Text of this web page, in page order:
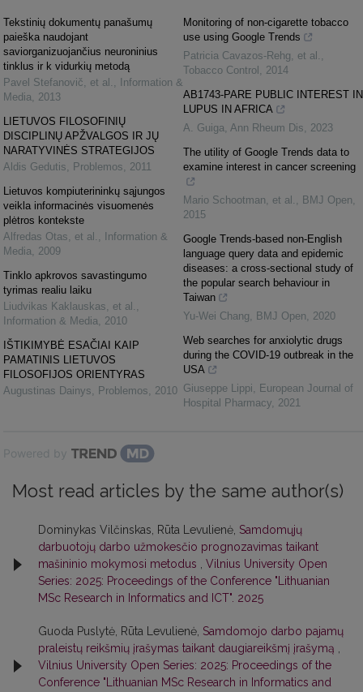
Tekstinių dokumentų panašumų
paieška naudojant
saviorganizuojančius neuroninius
tinklus ir k vidurkių metodą
Pavel Stefanovič, et al. ,
Information &
Media, 2013
LIETUVOS FILOSOFINIŲ
DISCIPLINŲ APŽVALGOS IR JŲ
NARATYVINĖS STRATEGIJOS
Aldis Gedutis, Problemos, 2011
Lietuvos kompiuterininkų sąjungos
veikla informacinės visuomenės
plėtros kontekste
Alfredas Otas, et al. ,
Information &
Media, 2009
Tinklo apkrovos savastingumo
tyrimas realiu laiku
Liudvikas Kaklauskas, et al. ,
Information & Media, 2010
IŠTIKIMYBĖ ESAČIAI KAIP
PAMATINIS LIETUVOS
FILOSOFIJOS ORIENTYRAS
Augustinas Dainys, Problemos, 2010
Monitoring of non-cigarette tobacco
use using Google Trends
Patricia Cavazos‐Rehg, et al. ,
Tobacco Control , 2014
AB1743-PARE PUBLIC INTEREST IN
LUPUS IN AFRICA
A. Guiga, Ann Rheum Dis, 2023
The utility of Google Trends data to
examine interest in cancer screening
Mario Schootman, et al. , BMJ Open,
2015
Google Trends-based non-English
language query data and epidemic
diseases: a cross-sectional study of
the popular search behaviour in
Taiwan
Yu-Wei Chang, BMJ Open, 2020
Web searches for anxiolytic drugs
during the COVID-19 outbreak in the
USA
Giuseppe Lippi, European Journal of
Hospital Pharmacy, 2021
Powered by
Most read articles by the same author(s)
Dominykas Vilčinskas, Rūta Levulienė, Samdomųjų
darbuotojų darbo užmokesčio prognozavimas taikant
mašininio mokymosi metodus
Vilnius University Open
Series: 2025: Proceedings of the Conference "Lithuanian
MSc Research in Informatics and ICT". 2025
Guoda Puslytė, Rūta Levulienė, Samdomojo darbo pajamų
praleistų reikšmių įrašymas taikant daugiareikšmį įrašymą
Vilnius University Open Series: 2025: Proceedings of the
Conference "Lithuanian MSc Research in Informatics and